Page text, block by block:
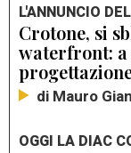
L'ANNUNCIO
Crotone, si
waterfront: a
di Mauro
OGGI LA DIAC